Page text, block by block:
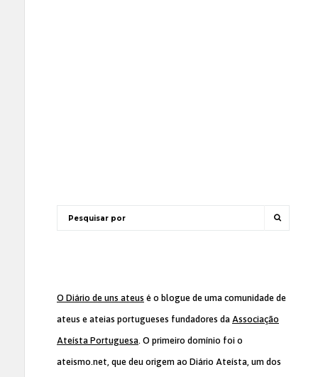
O Diário de uns ateus é o blogue de uma comunidade de
ateus e ateias portugueses fundadores da Associação
Ateísta Portuguesa. O primeiro domínio foi o
ateismo.net, que deu origem ao Diário Ateísta, um dos